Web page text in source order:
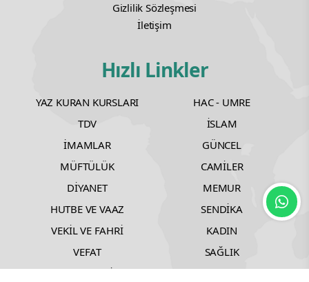
Gizlilik Sözleşmesi
İletişim
Hızlı Linkler
YAZ KURAN KURSLARI
HAC - UMRE
TDV
İSLAM
İMAMLAR
GÜNCEL
MÜFTÜLÜK
CAMİLER
DİYANET
MEMUR
HUTBE VE VAAZ
SENDİKA
VEKİL VE FAHRİ
KADIN
VEFAT
SAĞLIK
TEKNOLOJİ
SINAVLAR